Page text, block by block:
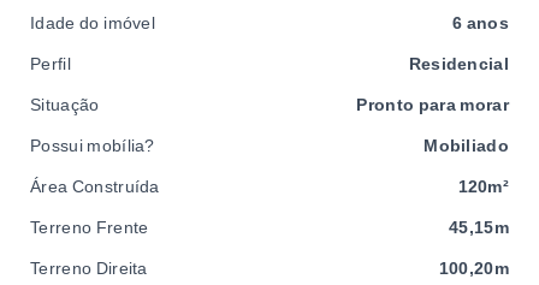
Idade do imóvel 6 anos
Perfil Residencial
Situação Pronto para morar
Possui mobília? Mobiliado
Área Construída 120m²
Terreno Frente 45,15m
Terreno Direita 100,20m